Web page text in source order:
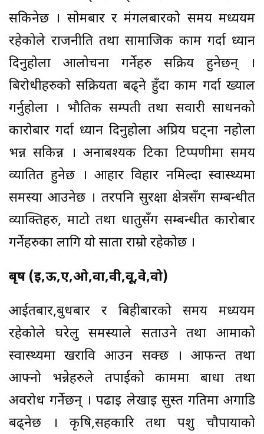
सकिनेछ । सोमबार र मंगलबारको समय मध्ययम
रहेकोले राजनीति तथा सामाजिक काम गर्दा ध्यान
दिनुहोला आलोचना गर्नेहरु सक्रिय हुनेछन् ।
बिरोधीहरुको सक्रियता बढ्ने हुँदा काम गर्दा ख्याल
गर्नुहोला । भौतिक सम्पती तथा सवारी साधनको
कारोबार गर्दा ध्यान दिनुहोला अप्रिय घट्ना नहोला
भन्न सकिन्न । अनाबश्यक टिका टिप्पणीमा समय
व्यातित हुनेछ । आहार विहार नमिल्दा स्वास्थ्यमा
समस्या आउनेछ । तरपनि सुरक्षा क्षेत्रसँग सम्बन्धीत
व्याक्तिहरु, माटो तथा धातुसँग सम्बन्धीत कारोबार
गर्नेहरुका लागि यो साता राम्रो रहेकोछ ।
बृष (ई,ऊ,ए,ओ,वा,वी,वू,वे,वो)
आईतबार,बुधबार र बिहीबारको समय मध्ययम
रहेकोले घरेलु समस्याले सताउने तथा आमाको
स्वास्थ्यमा खरावि आउन सक्छ । आफन्त तथा
आफ्नो भन्नेहरुले तपाईको काममा बाधा तथा
अवरोध गर्नेछन् । पढाइ लेखाइ सुस्त गतिमा अगाडि
बढ्नेछ । कृषि,सहकारि तथा पशु चौपायाको